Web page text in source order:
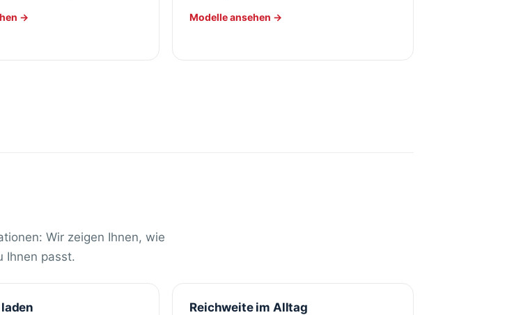
→ Modelle ansehen →
Wir zeigen Ihnen, wie
Ihnen passt.
Reichweite im Alltag